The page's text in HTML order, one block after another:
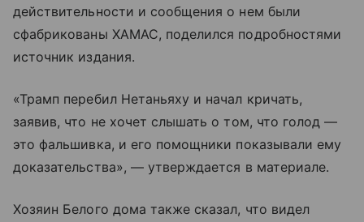
действительности и сообщения о нем были
сфабрикованы ХАМАС, поделился подробностями
источник издания.
«Трамп перебил Нетаньяху и начал кричать,
заявив, что не хочет слышать о том, что голод —
это фальшивка, и его помощники показывали ему
доказательства», — утверждается в материале.
Хозяин Белого дома также сказал, что видел